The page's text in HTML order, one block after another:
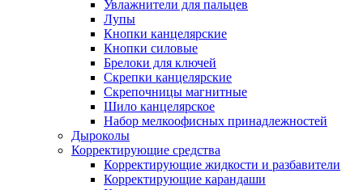
Увлажнители для пальцев
Лупы
Кнопки канцелярские
Кнопки силовые
Брелоки для ключей
Скрепки канцелярские
Скрепочницы магнитные
Шило канцелярское
Набор мелкоофисных принадлежностей
Дыроколы
Корректирующие средства
Корректирующие жидкости и разбавители
Корректирующие карандаши